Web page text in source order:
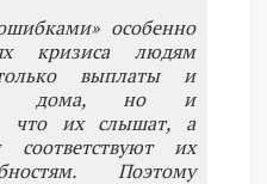
особенно
кризиса людям
выплаты и
дома, но и
что их слышат, а
их
Поэтому